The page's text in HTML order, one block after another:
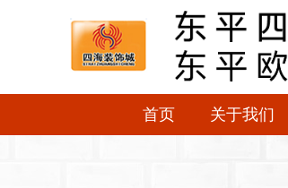
首页 关于我们